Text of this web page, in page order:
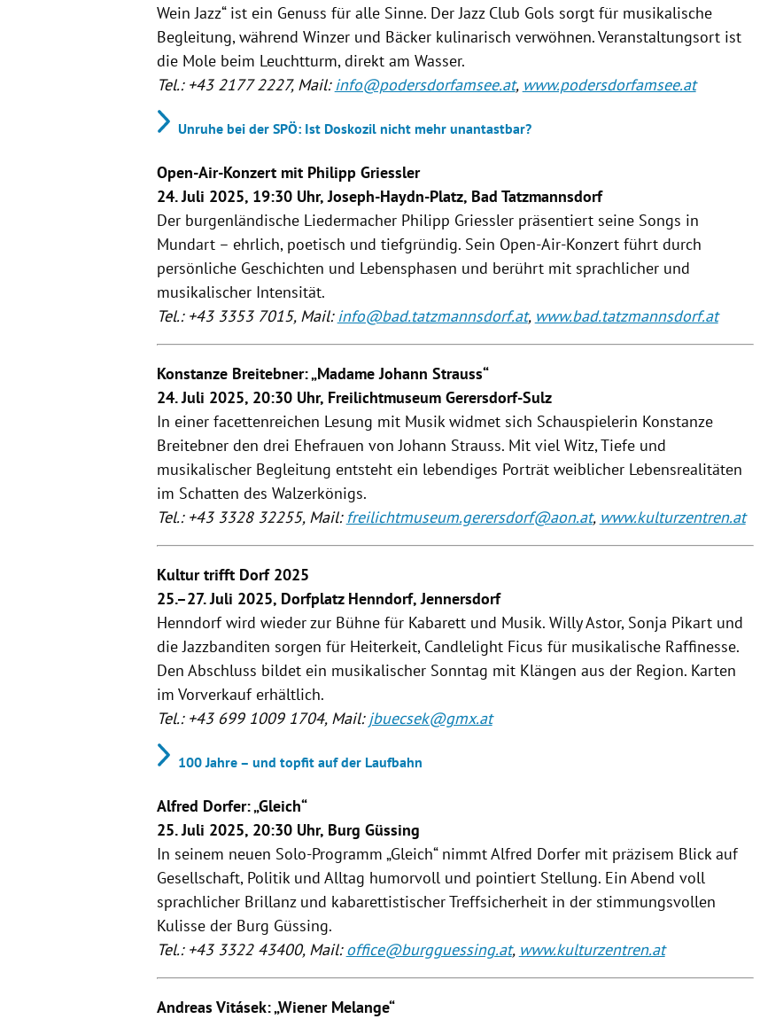
Wein Jazz“ ist ein Genuss für alle Sinne. Der Jazz Club Gols sorgt für musikalische
Begleitung, während Winzer und Bäcker kulinarisch verwöhnen. Veranstaltungsort ist
die Mole beim Leuchtturm, direkt am Wasser.
Tel.: +43 2177 2227, Mail:info@podersdorfamsee.at, www.podersdorfamsee.at
Unruhe bei der SPÖ: Ist Doskozil nicht mehr unantastbar?
Open-Air-Konzert mit Philipp Griessler
24. Juli 2025, 19:30 Uhr, Joseph-Haydn-Platz, Bad Tatzmannsdorf
Der burgenländische Liedermacher Philipp Griessler präsentiert seine Songs in
Mundart – ehrlich, poetisch und tiefgründig. Sein Open-Air-Konzert führt durch
persönliche Geschichten und Lebensphasen und berührt mit sprachlicher und
musikalischer Intensität.
Tel.: +43 3353 7015, Mail:info@bad.tatzmannsdorf.at, www.bad.tatzmannsdorf.at
Konstanze Breitebner: „Madame Johann Strauss“
24. Juli 2025, 20:30 Uhr, Freilichtmuseum Gerersdorf-Sulz
In einer facettenreichen Lesung mit Musik widmet sich Schauspielerin Konstanze
Breitebner den drei Ehefrauen von Johann Strauss. Mit viel Witz, Tiefe und
musikalischer Begleitung entsteht ein lebendiges Porträt weiblicher Lebensrealitäten
im Schatten des Walzerkönigs.
Tel.: +43 3328 32255, Mail: freilichtmuseum.gerersdorf@aon.at, www.kulturzentren.at
Kultur trifft Dorf 2025
25.–27. Juli 2025, Dorfplatz Henndorf, Jennersdorf
Henndorf wird wieder zur Bühne für Kabarett und Musik. Willy Astor, Sonja Pikart und
die Jazzbanditen sorgen für Heiterkeit, Candlelight Ficus für musikalische Raffinesse.
Den Abschluss bildet ein musikalischer Sonntag mit Klängen aus der Region. Karten
im Vorverkauf erhältlich.
Tel.: +43 699 1009 1704, Mail:jbuecsek@gmx.at
100 Jahre – und topfit auf der Laufbahn
Alfred Dorfer: „Gleich“
25. Juli 2025, 20:30 Uhr, Burg Güssing
In seinem neuen Solo-Programm „Gleich“ nimmt Alfred Dorfer mit präzisem Blick auf
Gesellschaft, Politik und Alltag humorvoll und pointiert Stellung. Ein Abend voll
sprachlicher Brillanz und kabarettistischer Treffsicherheit in der stimmungsvollen
Kulisse der Burg Güssing.
Tel.: +43 3322 43400, Mail:office@burgguessing.at, www.kulturzentren.at
Andreas Vitásek: „Wiener Melange“